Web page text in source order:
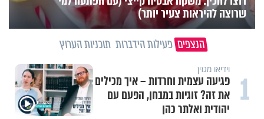
שרוצה להיראות צעיר יותר)
הנצפים פעילות הידברות תוכניות הערוץ
1 וידיאו מגזין
פגיעה עצמית וחרדות – איך מכילים
את זה? זוגיות במבחן, הפעם עם
יהודית ואלתר כהן